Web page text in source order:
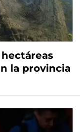
la provincia